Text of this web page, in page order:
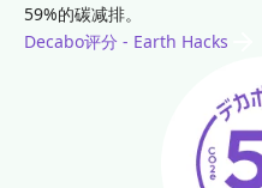
59%的碳减排。
Decabo评分 - Earth Hacks